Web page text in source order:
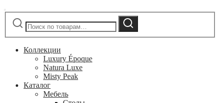
Искать:
Поиск
Коллекции
Luxury Époque
Natura Luxe
Misty Peak
Каталог
Мебель